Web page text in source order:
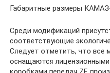
Габаритные размеры
Среди модификаций
соответствующие
Следует отметить, что все
оснащаются